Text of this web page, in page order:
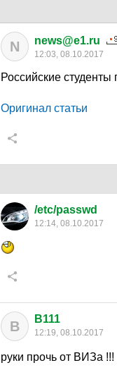
N news@e1.ru
12:03, 08.10.2017
Российские
Оригинал статьи
/etc/passwd
12:14, 08.10.2017
B B111
12:19, 08.10.2017
руки прочь от ВИЗа